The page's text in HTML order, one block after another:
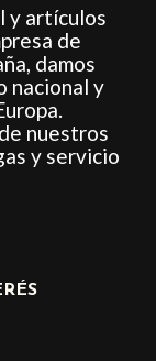
y artículos
de
damos
nacional y
nuestros
y servicio